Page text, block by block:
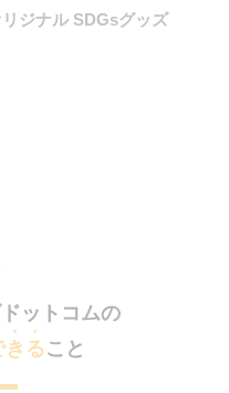
リジナル SDGsグッズ
ットコムの
きること